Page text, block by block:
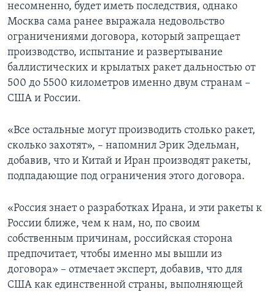
несомненно, будет иметь последствия, однако
Москва сама ранее выражала недовольство
ограничениями договора, который запрещает
производство, испытание и развертывание
баллистических и крылатых ракет дальностью от
500 до 5500 километров именно двум странам –
США и России.
«Все остальные могут производить столько ракет,
сколько захотят», – напомнил Эрик Эдельман,
добавив, что и Китай и Иран производят ракеты,
подпадающие под ограничения этого договора.
«Россия знает о разработках Ирана, и эти ракеты к
России ближе, чем к нам, но, по своим
собственным причинам, российская сторона
предпочитает, чтобы именно мы вышли из
договора» – отмечает эксперт, добавив, что для
США как единственной страны, выполняющей